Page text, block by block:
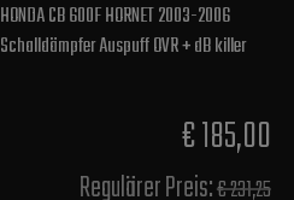
HONDA CB 600F HORNET 2003-2006
Schalldämpfer Auspuff OVR + dB killer
€ 185,00
Regulärer Preis:€ 231,25